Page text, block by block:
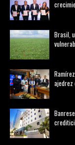
Brasil,
ajedrez